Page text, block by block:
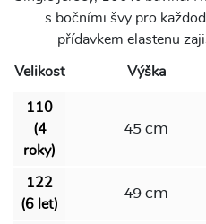
s bočními švy pro
přídavkem elastenu
Velikost Výška
110
(4
roky)
45 cm
122
(6 let)
49 cm